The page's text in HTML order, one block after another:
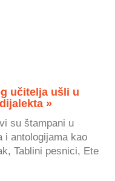
učitelja ušli u
»
su štampani u
i antologijama kao
Tablini pesnici, Ete